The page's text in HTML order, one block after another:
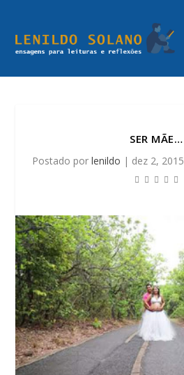
SER MÃE…
Postado por lenildo | dez 2, 2015